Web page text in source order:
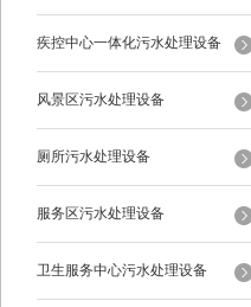
疾控中心一体化污水处理设备
风景区污水处理设备
厕所污水处理设备
服务区污水处理设备
卫生服务中心污水处理设备